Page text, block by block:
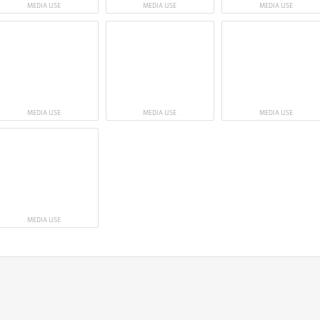
MEDIA USE MEDIA USE MEDIA USE
MEDIA USE MEDIA USE MEDIA USE
MEDIA USE